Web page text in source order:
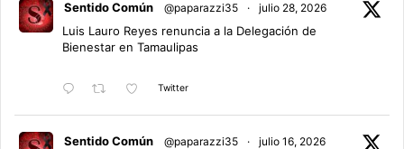
Sentido Común @paparazzi35 · julio 28, 2026
Luis Lauro Reyes renuncia a la Delegación de
Bienestar en Tamaulipas
Twitter
Sentido Común @paparazzi35 · julio 16, 2026